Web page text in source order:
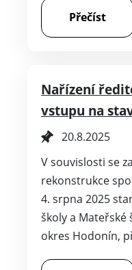
Přečíst
Nařízení
vstupu na
20.8.2025
V souvislosti se
rekonstrukce
4. srpna 2025
školy a Mateřské
okres Hodonín,